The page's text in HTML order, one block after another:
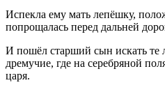
Испекла ему мать лепёшку,
попрощалась перед дальней
И пошёл старший сын искать те
дремучие, где на серебряной
царя.